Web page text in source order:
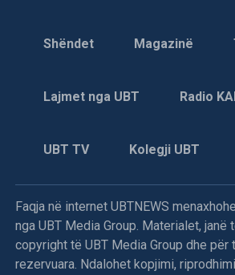
Shëndet Magazinë
Lajmet nga UBT Radio
UBT TV Kolegji UBT
Faqja në internet UBTNEWS
nga UBT Media Group. Materialet, janë
copyright të UBT Media Group dhe për
rezervuara. Ndalohet kopjimi,